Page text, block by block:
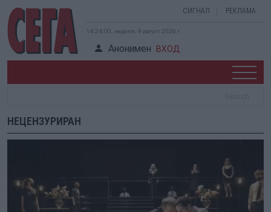
СИГНАЛ РЕКЛАМА
14:24:00, неделя, 9 август 2026 г.
Анонимен ВХОД
НЕЦЕНЗУРИРАН